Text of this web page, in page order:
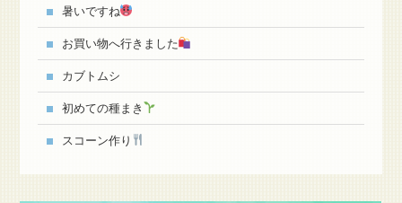
暑いですね
お買い物へ行きました
カブトムシ
初めての種まき
スコーン作り